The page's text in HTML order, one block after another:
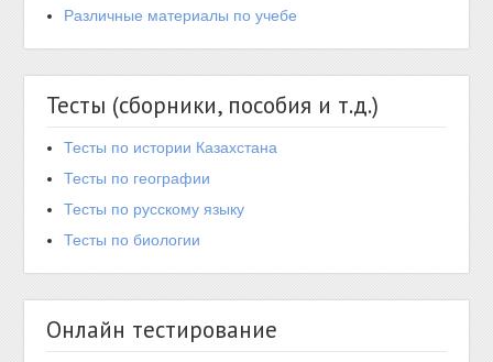
Различные материалы по учебе
Тесты (сборники, пособия и т.д.)
Тесты по истории Казахстана
Тесты по географии
Тесты по русскому языку
Тесты по биологии
Онлайн тестирование